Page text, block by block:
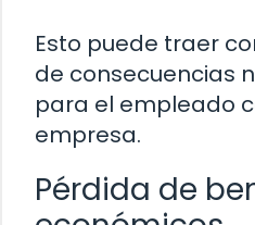
Esto puede traer
de consecuencias
para el empleado
empresa.
Pérdida de